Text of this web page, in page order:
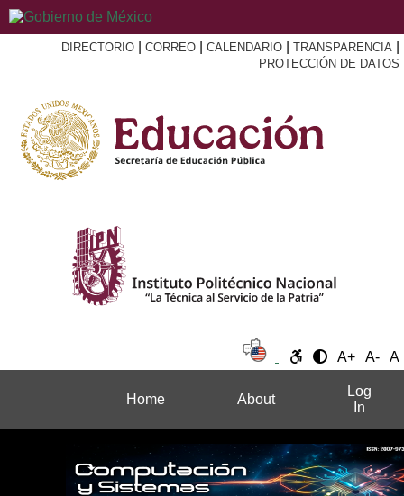
DIRECTORIO CORREO CALENDARIO TRANSPARENCIA
PROTECCIÓN DE DATOS
A+ A- A
Home About
Log
In